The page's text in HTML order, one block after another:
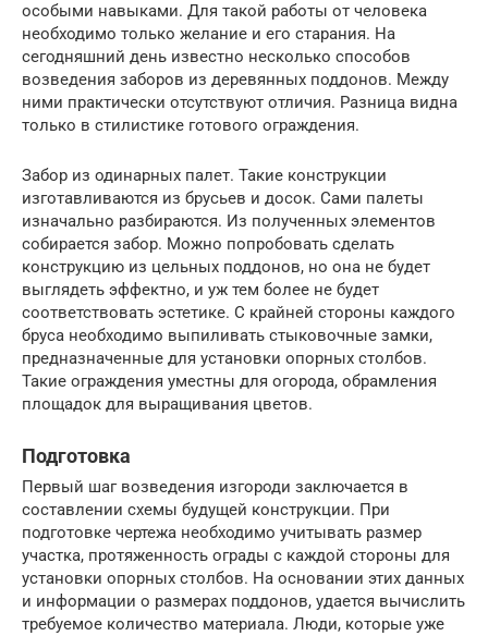
особыми навыками. Для такой работы от человека
необходимо только желание и его старания. На
сегодняшний день известно несколько способов
возведения заборов из деревянных поддонов. Между
ними практически отсутствуют отличия. Разница видна
только в стилистике готового ограждения.
Забор из одинарных палет. Такие конструкции
изготавливаются из брусьев и досок. Сами палеты
изначально разбираются. Из полученных элементов
собирается забор. Можно попробовать сделать
конструкцию из цельных поддонов, но она не будет
выглядеть эффектно, и уж тем более не будет
соответствовать эстетике. С крайней стороны каждого
бруса необходимо выпиливать стыковочные замки,
предназначенные для установки опорных столбов.
Такие ограждения уместны для огорода, обрамления
площадок для выращивания цветов.
Подготовка
Первый шаг возведения изгороди заключается в
составлении схемы будущей конструкции. При
подготовке чертежа необходимо учитывать размер
участка, протяженность ограды с каждой стороны для
установки опорных столбов. На основании этих данных
и информации о размерах поддонов, удается вычислить
требуемое количество материала. Люди, которые уже